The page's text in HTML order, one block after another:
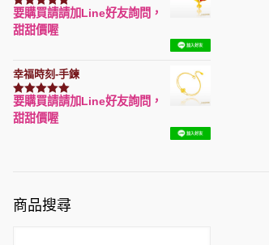
評分7740滿分 5
要購買請請加Line好友詢問，
甜甜價喔
幸福時刻-手鍊
評分3150滿分 5
要購買請請加Line好友詢問，
甜甜價喔
商品搜尋